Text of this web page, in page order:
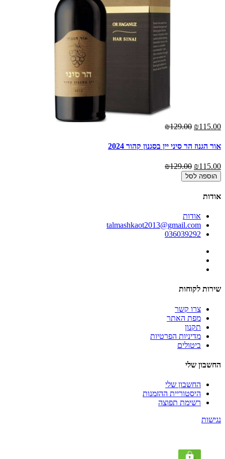
₪115.00
₪129.00
אור הגנוז הר סיני יין בסגנון קהור 2024
₪115.00
₪129.00
הוספה לסל
אודות
אודות
talmashkaot2013@gmail.com
036039292
שירות לקוחות
צרו קשר
מפת האתר
תקנון
מדיניות הפרטיות
ביטולים
החשבון שלי
החשבון שלי
היסטוריית ההזמנות
רשימת תפוצה
נגישות